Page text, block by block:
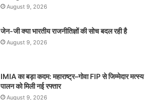
August 9, 2026
जेन-जी क्या भारतीय राजनीतिज्ञों की सोच बदल रही है
August 9, 2026
IMIA का बड़ा कदम: महाराष्ट्र–गोवा FIP से जिम्मेदार मत्स्य
पालन को मिली नई रफ्तार
August 9, 2026